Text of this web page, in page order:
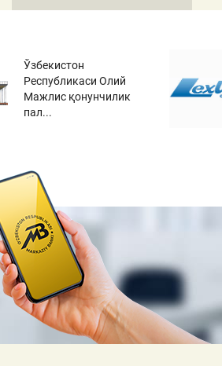
Ўзбекистон
Республикаси Олий
Мажлис қонунчилик
пал...